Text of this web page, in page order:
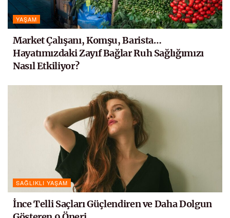
YAŞAM
Market Çalışanı, Komşu, Barista…
Hayatımızdaki Zayıf Bağlar Ruh Sağlığımızı
Nasıl Etkiliyor?
SAĞLIKLI YAŞAM
İnce Telli Saçları Güçlendiren ve Daha Dolgun